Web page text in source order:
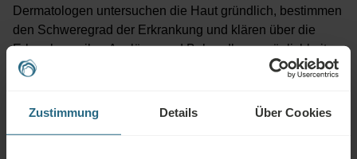
Zustimmung Details Über Cookies
Dermatologen untersuchen die Haut gründlich, bestimmen
den Schweregrad der Erkrankung und klären über die
Erkrankung, ihre Auslöser und Behandlungsmöglichkeiten
auf. Dieses Wissen empowert Patienten, ihre Erkrankung
mitzuwirken.
Ernährungs- und Lebensstilberatung